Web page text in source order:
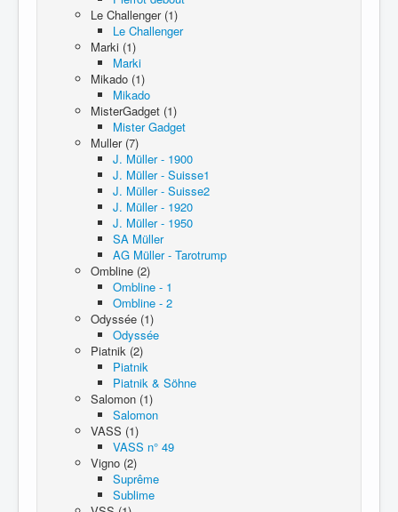
Le Challenger (1)
Le Challenger
Marki (1)
Marki
Mikado (1)
Mikado
MisterGadget (1)
Mister Gadget
Muller (7)
J. Müller - 1900
J. Müller - Suisse1
J. Müller - Suisse2
J. Müller - 1920
J. Müller - 1950
SA Müller
AG Müller - Tarotrump
Ombline (2)
Ombline - 1
Ombline - 2
Odyssée (1)
Odyssée
Piatnik (2)
Piatnik
Piatnik & Söhne
Salomon (1)
Salomon
VASS (1)
VASS n° 49
Vigno (2)
Suprême
Sublime